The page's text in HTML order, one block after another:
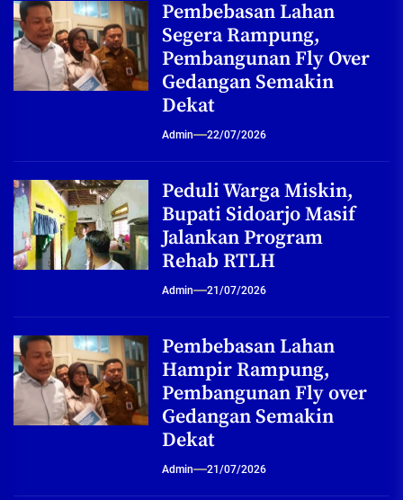
Pembebasan Lahan
Segera Rampung,
Pembangunan Fly Over
Gedangan Semakin
Dekat
Admin 22/07/2026
Peduli Warga Miskin,
Bupati Sidoarjo Masif
Jalankan Program
Rehab RTLH
Admin 21/07/2026
Pembebasan Lahan
Hampir Rampung,
Pembangunan Fly over
Gedangan Semakin
Dekat
Admin 21/07/2026